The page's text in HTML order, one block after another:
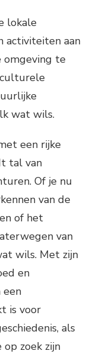
lokale
activiteiten aan
omgeving te
wat wils.
een rijke
tal van
Of je nu
van de
of het
van
wils. Met zijn
en
een
is voor
als
zoek zijn